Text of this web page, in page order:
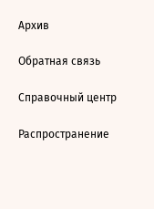
Архив
Обратная связь
Справочный центр
Распространение